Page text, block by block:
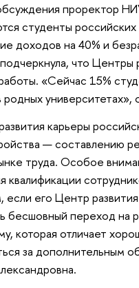
проректор
студенты
доходов на 40% и
что Центры
«Сейчас 15%
университетах»,
карьеры
— составлению
труда. Особое
квалификации
его Центр
бесшовный переход на
которая отличает
за дополнительным